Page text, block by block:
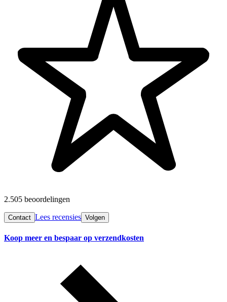
2.505 beoordelingen
Contact Lees recensies Volgen
Koop meer en bespaar op verzendkosten